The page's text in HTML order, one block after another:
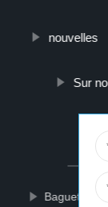
nouvelles
Sur
Baguette